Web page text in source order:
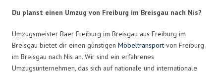
Du planst einen Umzug von Freiburg im Breisgau nach Nis?
Umzugsmeister Baer Freiburg im Breisgau aus Freiburg im
Breisgau bietet dir einen günstigen Möbeltransport von Freiburg
im Breisgau nach Nis an. Wir sind ein erfahrenes
Umzugsunternehmen, das sich auf nationale und internationale